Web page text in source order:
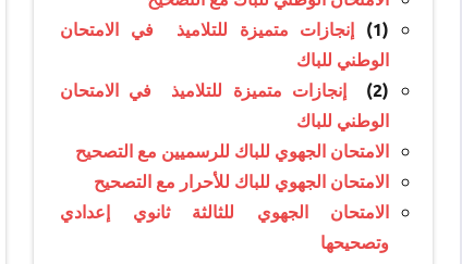
(1)
إنجازات متميزة للتلاميذ في الامتحان
الوطني للباك
(2)
إنجازات متميزة للتلاميذ في الامتحان
الوطني للباك
الامتحان الجهوي للباك للرسميين مع التصحيح
الامتحان الجهوي للباك للأحرار مع التصحيح
الامتحان الجهوي للثالثة ثانوي إعدادي
وتصحيحها